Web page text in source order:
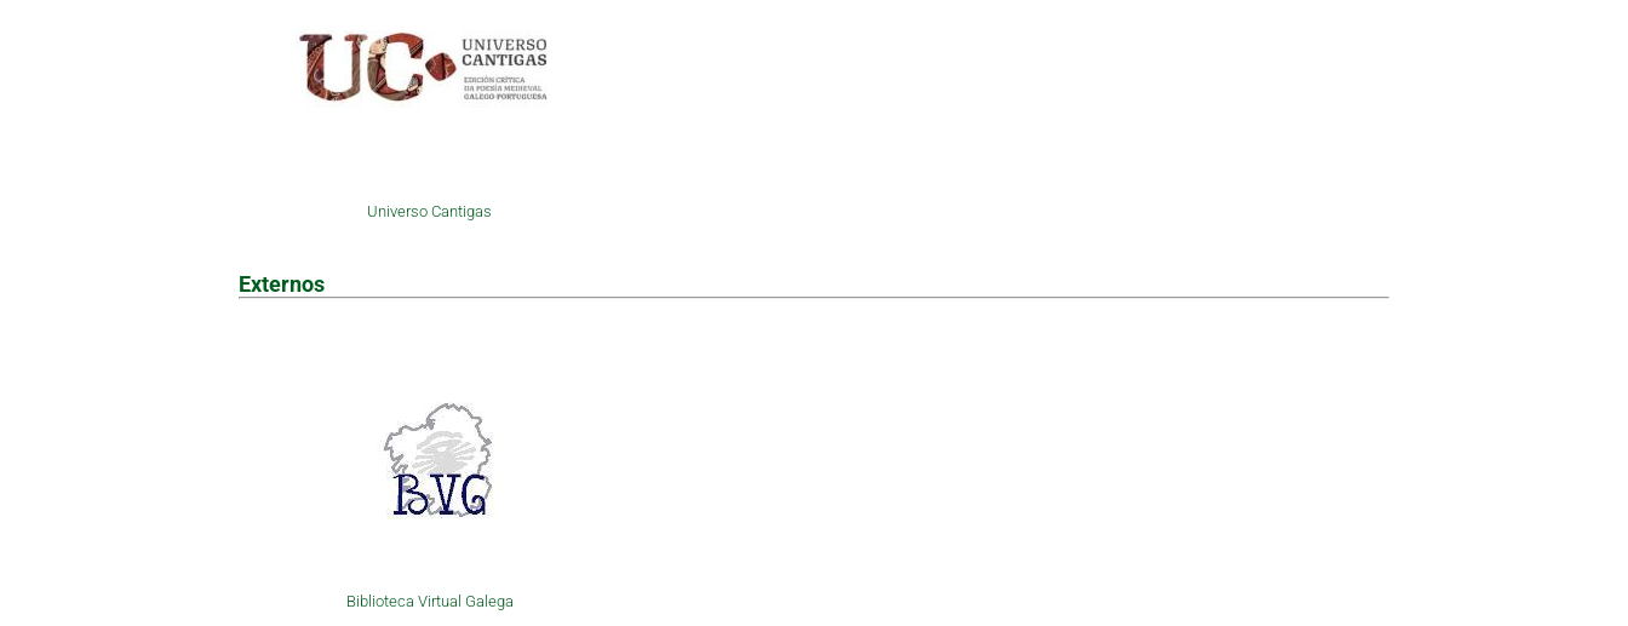
Universo Cantigas
Externos
Biblioteca Virtual Galega